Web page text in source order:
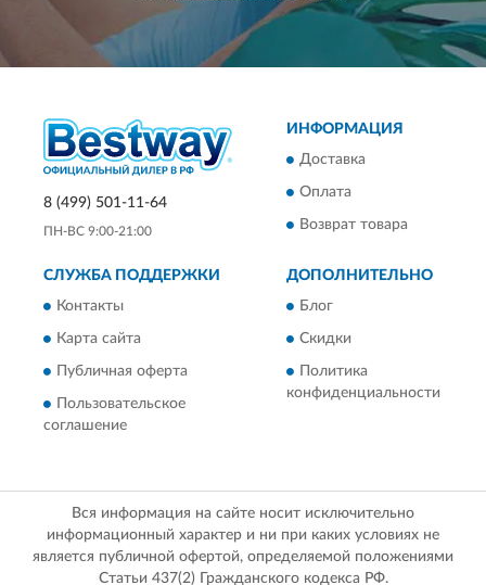
8 (499) 501-11-64
ПН-ВС 9:00-21:00
ИНФОРМАЦИЯ
Доставка
Оплата
Возврат товара
СЛУЖБА ПОДДЕРЖКИ
Контакты
Карта сайта
Публичная оферта
Пользовательское
соглашение
ДОПОЛНИТЕЛЬНО
Блог
Скидки
Политика
конфиденциальности
Вся информация на сайте носит исключительно
информационный характер и ни при каких условиях не
является публичной офертой, определяемой положениями
Статьи 437(2) Гражданского кодекса РФ.